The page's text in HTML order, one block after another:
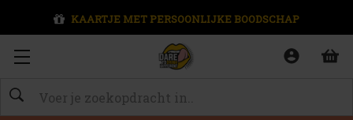
KAARTJE MET PERSOONLIJKE BOODSCHAP
Zoeken